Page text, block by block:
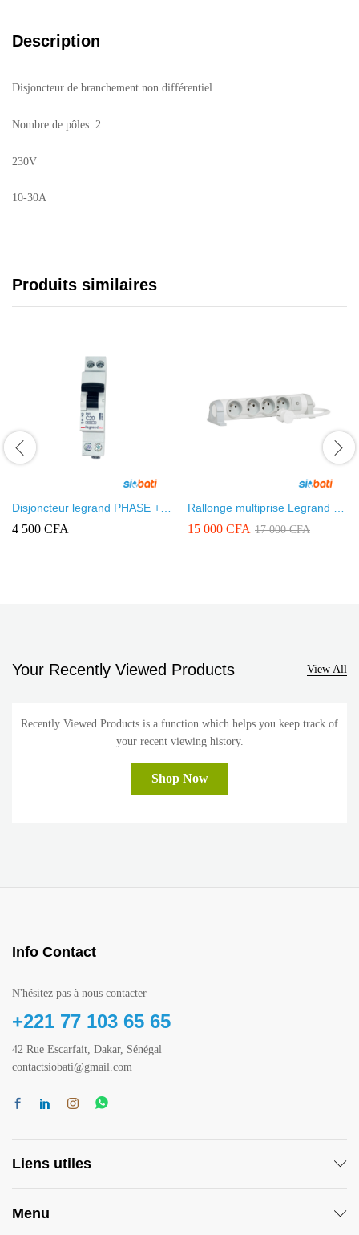
Description
Disjoncteur de branchement non différentiel
Nombre de pôles: 2
230V
10-30A
Produits similaires
Disjoncteur legrand PHASE +
NEUTRE RX3 230V 20A
4 500 CFA
Rallonge multiprise Legrand 4
prises + terre avec interrupteur
15 000 CFA 17 000CFA
Your Recently Viewed Products View All
Recently Viewed Products is a function which helps you keep track of
your recent viewing history.
Shop Now
Info Contact
N'hésitez pas à nous contacter
+221 77 103 65 65
42 Rue Escarfait, Dakar, Sénégal
contactsiobati@gmail.com
Liens utiles
Menu